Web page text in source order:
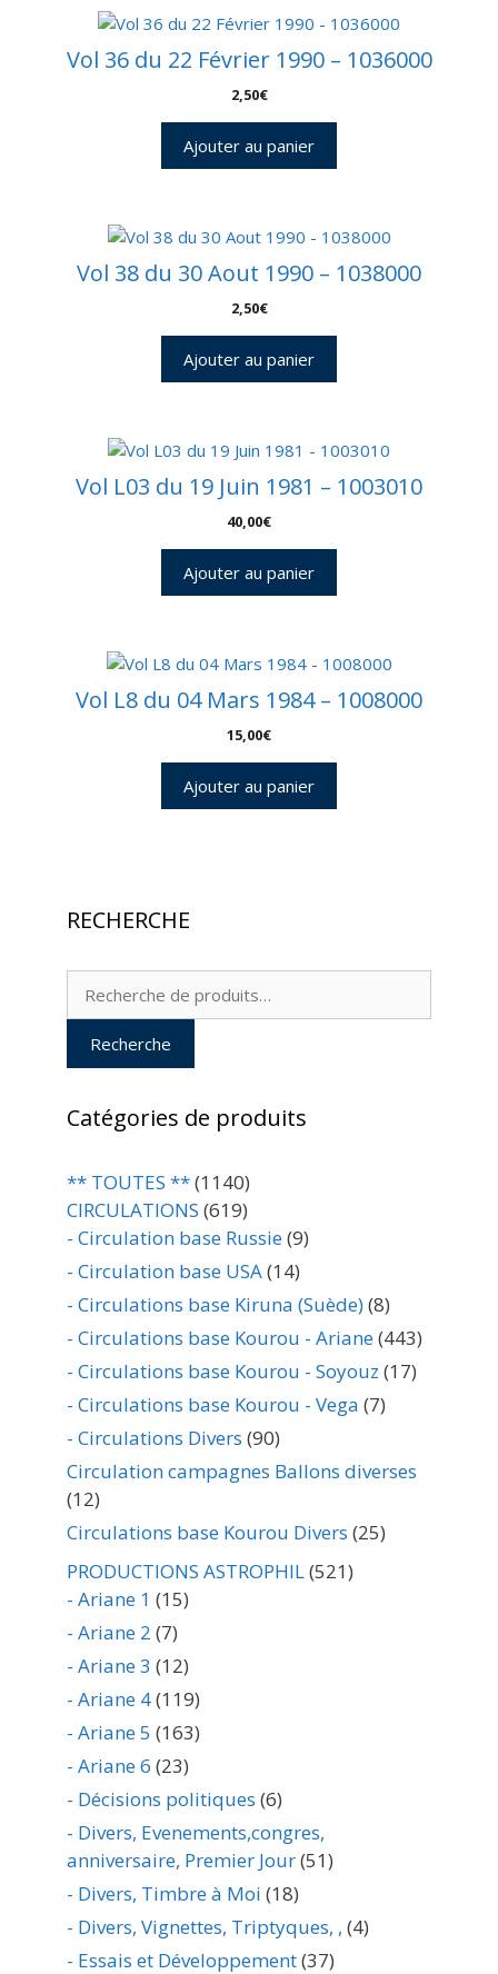
Vol 36 du 22 Février 1990 – 1036000
2,50€
Ajouter au panier
Vol 38 du 30 Aout 1990 – 1038000
2,50€
Ajouter au panier
Vol L03 du 19 Juin 1981 – 1003010
40,00€
Ajouter au panier
Vol L8 du 04 Mars 1984 – 1008000
15,00€
Ajouter au panier
RECHERCHE
Recherche
Recherche
Catégories de produits
** TOUTES **(1140)
CIRCULATIONS (619)
- Circulation base Russie(9)
- Circulation base USA(14)
- Circulations base Kiruna (Suède)(8)
- Circulations base Kourou - Ariane(443)
- Circulations base Kourou - Soyouz (17)
- Circulations base Kourou - Vega (7)
- Circulations Divers (90)
Circulation campagnes Ballons diverses
(12)
Circulations base Kourou Divers (25)
PRODUCTIONS ASTROPHIL(521)
- Ariane 1 (15)
- Ariane 2 (7)
- Ariane 3 (12)
- Ariane 4(119)
- Ariane 5 (163)
- Ariane 6 (23)
- Décisions politiques (6)
- Divers, Evenements,congres,
anniversaire, Premier Jour(51)
- Divers, Timbre à Moi (18)
- Divers, Vignettes, Triptyques, , (4)
- Essais et Développement(37)